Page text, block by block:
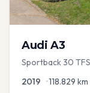
Audi A3
Sportback 30
2019 •118.829 km